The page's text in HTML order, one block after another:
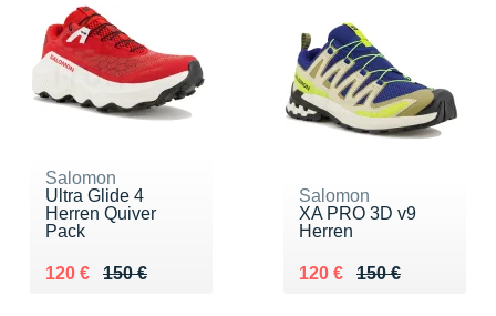
Salomon
Ultra Glide 4
Herren Quiver
Pack
150 €
Au lieu de 150 €
120 €
Vendu 120 €
Salomon
XA PRO 3D v9
Herren
150 €
Au lieu de 150 €
120 €
Vendu 120 €